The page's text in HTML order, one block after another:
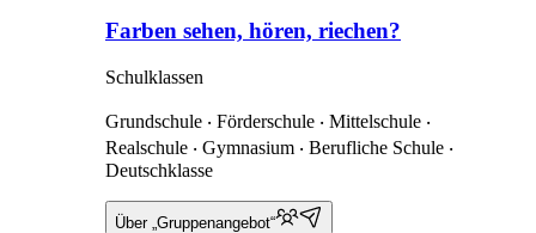
Farben sehen, hören, riechen?
Schulklassen
Grundschule ‧ Förderschule ‧ Mittelschule ‧
Realschule ‧ Gymnasium ‧ Berufliche Schule ‧
Deutschklasse
Über „Gruppenangebot“